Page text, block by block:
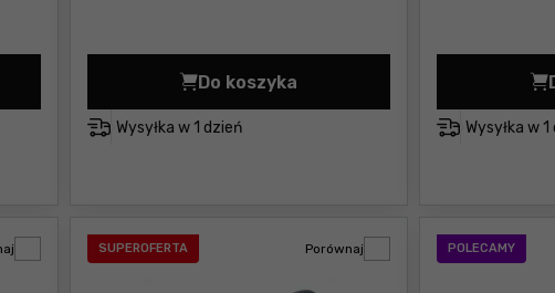
kubełkami Qbrick System PRO ORGANIZER 200
Wysyłka w 1 dzień
Do koszyka
Organizer z przegrodami Qbrick
Wysyłka w
SUPEROFERTA Porównaj POLECAMY